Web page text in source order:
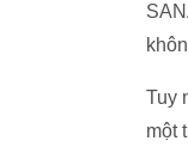
Tuy
một